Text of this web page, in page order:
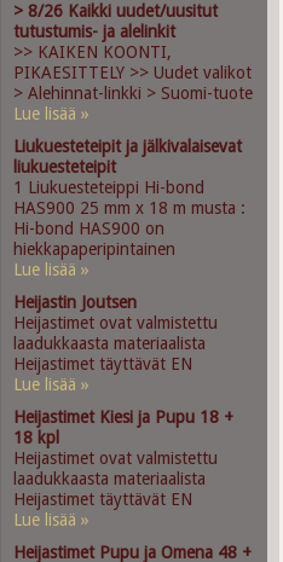
> 8/26 Kaikki uudet/uusitut
tutustumis- ja alelinkit
>> KAIKEN KOONTI,
PIKAESITTELY >> Uudet valikot
> Alehinnat-linkki > Suomi-tuote
Lue lisää »
Liukuesteteipit ja jälkivalaisevat
liukuesteteipit
1 Liukuesteteippi Hi-bond
HAS900 25 mm x 18 m musta :
Hi-bond HAS900 on
hiekkapaperipintainen
Lue lisää »
Heijastin Joutsen
Heijastimet ovat valmistettu
laadukkaasta materiaalista
Heijastimet täyttävät EN
Lue lisää »
Heijastimet Kiesi ja Pupu 18 +
18 kpl
Heijastimet ovat valmistettu
laadukkaasta materiaalista
Heijastimet täyttävät EN
Lue lisää »
Heijastimet Pupu ja Omena 48 +